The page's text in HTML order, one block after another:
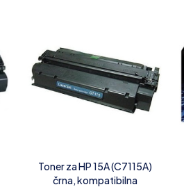
Toner za HP 15A (C7115A)
črna, kompatibilna